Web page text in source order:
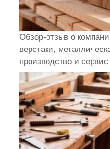
Обзор-отзыв о
верстаки,
производство и сервис